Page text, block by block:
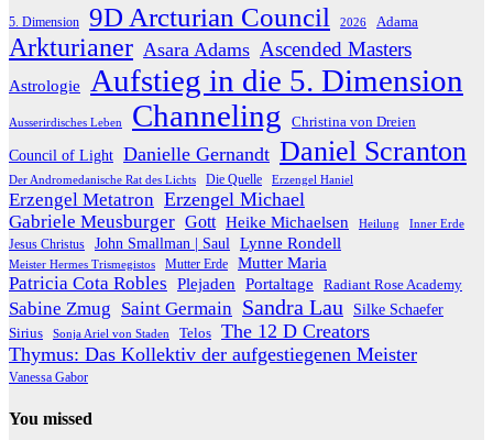
5. Dimension 9D Arcturian Council 2026 Adama
Arkturianer Asara Adams Ascended Masters
Astrologie Aufstieg in die 5. Dimension
Ausserirdisches Leben Channeling Christina von Dreien
Council of Light Danielle Gernandt Daniel Scranton
Der Andromedanische Rat des Lichts Die Quelle Erzengel Haniel
Erzengel Metatron Erzengel Michael
Gabriele Meusburger Gott Heike Michaelsen Heilung Inner Erde
Jesus Christus John Smallman | Saul Lynne Rondell
Meister Hermes Trismegistos Mutter Erde Mutter Maria
Patricia Cota Robles Plejaden Portaltage Radiant Rose Academy
Sabine Zmug Saint Germain Sandra Lau Silke Schaefer
Sirius Sonja Ariel von Staden Telos The 12 D Creators
Thymus: Das Kollektiv der aufgestiegenen Meister
Vanessa Gabor
You missed